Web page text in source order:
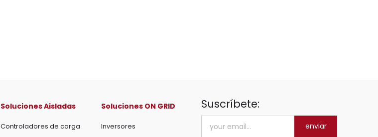
Soluciones Aisladas
Controladores de carga
Soluciones ON GRID
Inversores
Suscríbete:
enviar